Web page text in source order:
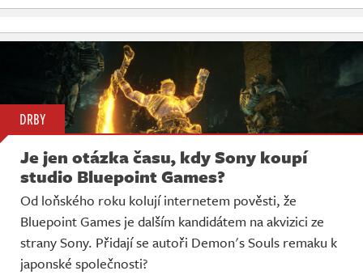
DRBY
Je jen otázka času, kdy Sony koupí
studio Bluepoint Games?
Od loňského roku kolují internetem pověsti, že
Bluepoint Games je dalším kandidátem na akvizici ze
strany Sony. Přidají se autoři Demon's Souls remaku k
japonské společnosti?